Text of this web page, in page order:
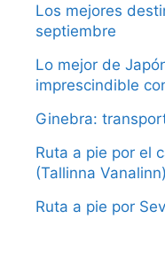
Los mejores
septiembre
Lo mejor de
imprescindible
Ginebra:
Ruta a pie por el
(Tallinna Vanalinn)
Ruta a pie por